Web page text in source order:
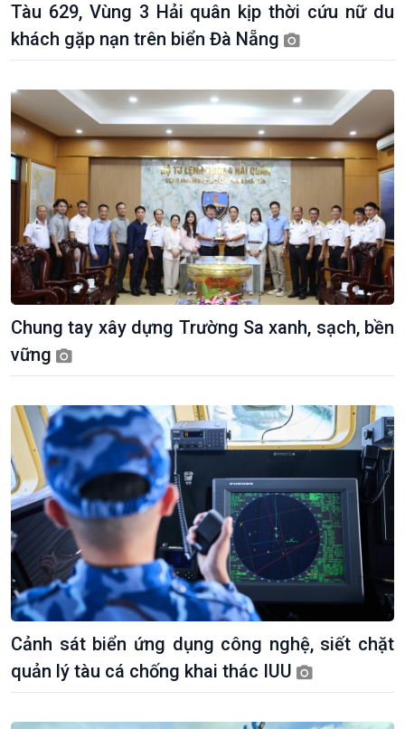
Thời sự
Thời sự 6h
Thời sự 18h
Thời sự 21h30
Bản tin
Chuyên mục
Theo dòng Thời sự
Tàu 629, Vùng 3 Hải quân kịp thời cứu nữ du
khách gặp nạn trên biển Đà Nẵng
Chung tay xây dựng Trường Sa xanh, sạch, bền
vững
Cảnh sát biển ứng dụng công nghệ, siết chặt
quản lý tàu cá chống khai thác IUU